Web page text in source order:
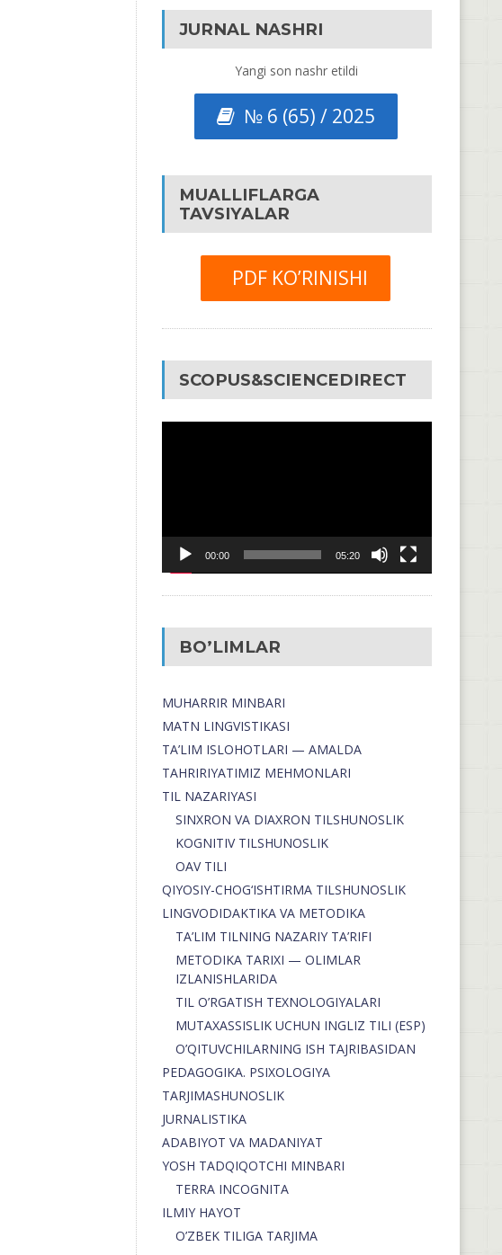
JURNAL NASHRI
Yangi son nashr etildi
№ 6 (65) / 2025
MUALLIFLARGA
TAVSIYALAR
PDF KO’RINISHI
SCOPUS&SCIENCEDIRECT
00:00 05:20
BO’LIMLAR
MUHARRIR MINBARI
MATN LINGVISTIKASI
TA’LIM ISLOHOTLARI — AMALDA
TAHRIRIYATIMIZ MEHMONLARI
TIL NAZARIYASI
SINXRON VA DIAXRON TILSHUNOSLIK
KOGNITIV TILSHUNOSLIK
OAV TILI
QIYOSIY-CHOG‘ISHTIRMA TILSHUNOSLIK
LINGVODIDAKTIKA VA METODIKA
TA’LIM TILNING NAZARIY TA’RIFI
METODIKA TARIXI — OLIMLAR
IZLANISHLARIDA
TIL O’RGATISH TEXNOLOGIYALARI
MUTAXASSISLIK UCHUN INGLIZ TILI (ESP)
O’QITUVCHILARNING ISH TAJRIBASIDAN
PEDAGOGIKA. PSIXOLOGIYA
TARJIMASHUNOSLIK
JURNALISTIKA
ADABIYOT VA MADANIYAT
YOSH TADQIQOTCHI MINBARI
TERRA INCOGNITA
ILMIY HAYOT
O’ZBEK TILIGA TARJIMA